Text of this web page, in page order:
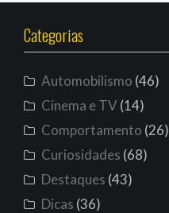
Categorias
Automobilismo (46)
Cinema e TV(14)
Comportamento (26)
Curiosidades (68)
Destaques (43)
Dicas (36)